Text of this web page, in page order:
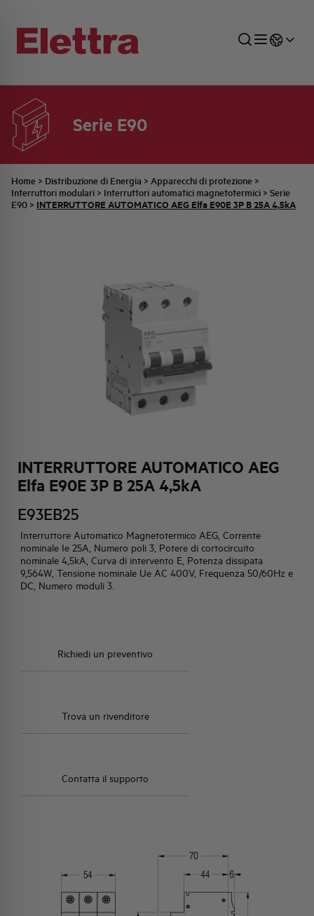
Serie E90
Home > Distribuzione di Energia > Apparecchi di protezione >
Interruttori modulari > Interruttori automatici magnetotermici > Serie
E90 > INTERRUTTORE AUTOMATICO AEG Elfa E90E 3P B 25A 4,5kA
INTERRUTTORE AUTOMATICO AEG
Elfa E90E 3P B 25A 4,5kA
E93EB25
Interruttore Automatico Magnetotermico AEG, Corrente
nominale Ie 25A, Numero poli 3, Potere di cortocircuito
nominale 4,5kA, Curva di intervento E, Potenza dissipata
9,564W, Tensione nominale Ue AC 400V, Frequenza 50/60Hz e
DC, Numero moduli 3.
Richiedi un preventivo
Trova un rivenditore
Contatta il supporto
SETTORI
INDUSTRIALE
DISTRIBUZIONE DI ENERGIA
AUTOMAZIONE INDUSTRIALE
RETE COMMERCIALE
UFFICIO TECNICO
PREVENTIVAZIONE
COMMESSE QUADRI
AZIENDA
FAMIGLIA BELLINI
IDENTITÀ AZIENDALE
ATTIVITÀ E MERCATI
TUTTE LE NEWS
ULTIME NOTIZIE ISTITUZIONALI
JOB CAREERS
PARTNER